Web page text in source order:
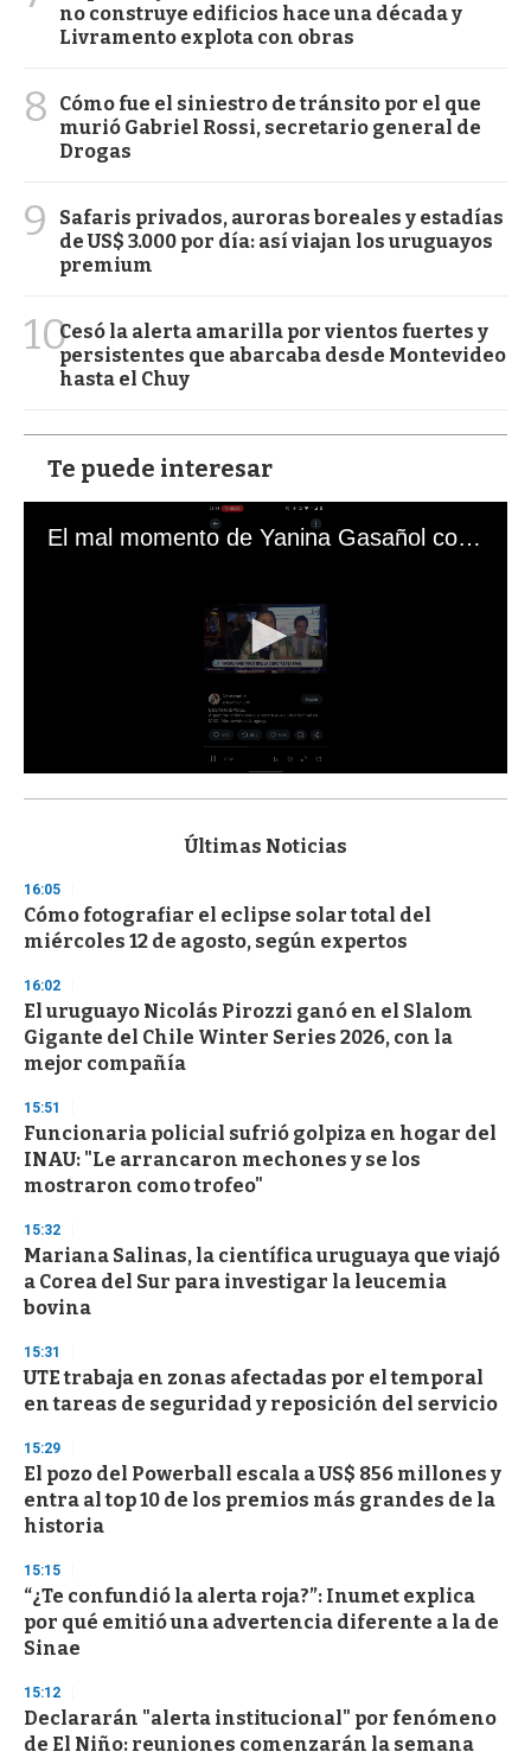
no construye edificios hace una década y
Livramento explota con obras
8
Cómo fue el siniestro de tránsito por el que
murió Gabriel Rossi, secretario general de
Drogas
9
Safaris privados, auroras boreales y estadías
de US$ 3.000 por día: así viajan los uruguayos
premium
10Cesó la alerta amarilla por vientos fuertes y
persistentes que abarcaba desde Montevideo
hasta el Chuy
Te puede interesar
El mal momento de Yanina Gasañol con un hincha argentino en "Subrayado"
s
d
s
o
f
3
s
e
c
o
d
s
Últimas Noticias
16:05
Cómo fotografiar el eclipse solar total del
miércoles 12 de agosto, según expertos
16:02
El uruguayo Nicolás Pirozzi ganó en el Slalom
Gigante del Chile Winter Series 2026, con la
mejor compañía
15:51
Funcionaria policial sufrió golpiza en hogar del
INAU: "Le arrancaron mechones y se los
mostraron como trofeo"
15:32
Mariana Salinas, la científica uruguaya que viajó
a Corea del Sur para investigar la leucemia
bovina
15:31
UTE trabaja en zonas afectadas por el temporal
en tareas de seguridad y reposición del servicio
15:29
El pozo del Powerball escala a US$ 856 millones y
entra al top 10 de los premios más grandes de la
historia
15:15
“¿Te confundió la alerta roja?”: Inumet explica
por qué emitió una advertencia diferente a la de
Sinae
15:12
Declararán "alerta institucional" por fenómeno
de El Niño: reuniones comenzarán la semana